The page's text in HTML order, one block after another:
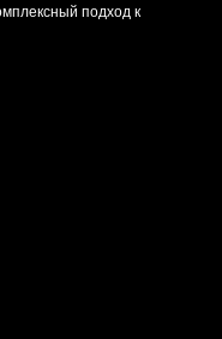
подход к